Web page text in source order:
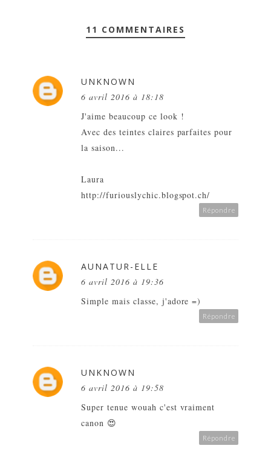
11 COMMENTAIRES
UNKNOWN
6 avril 2016 à 18:18
J'aime beaucoup ce look !
Avec des teintes claires parfaites pour
la saison...
Laura
http://furiouslychic.blogspot.ch/
Répondre
AUNATUR-ELLE
6 avril 2016 à 19:36
Simple mais classe, j'adore =)
Répondre
UNKNOWN
6 avril 2016 à 19:58
Super tenue wouah c'est vraiment
canon 😍
Répondre